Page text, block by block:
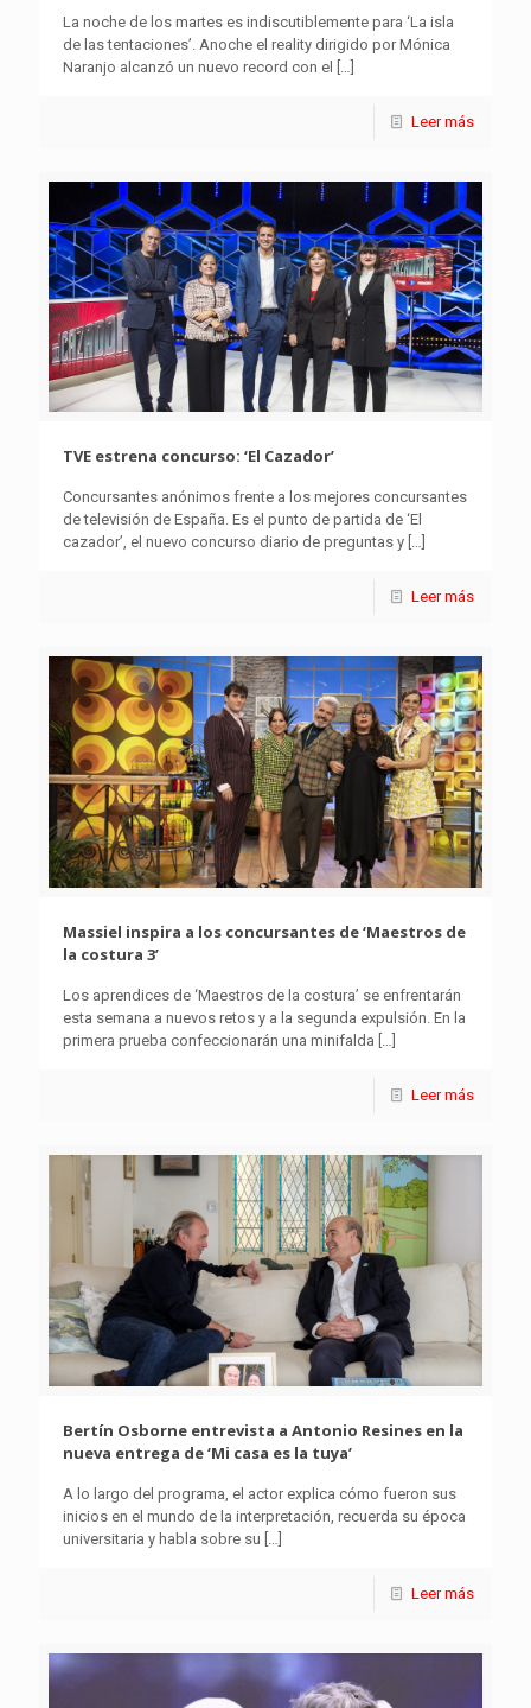
La noche de los martes es indiscutiblemente para ‘La isla
de las tentaciones’. Anoche el reality dirigido por Mónica
Naranjo alcanzó un nuevo record con el […]
Leer más
TVE estrena concurso: ‘El Cazador’
Concursantes anónimos frente a los mejores concursantes
de televisión de España. Es el punto de partida de ‘El
cazador’, el nuevo concurso diario de preguntas y […]
Leer más
Massiel inspira a los concursantes de ‘Maestros de
la costura 3’
Los aprendices de ‘Maestros de la costura’ se enfrentarán
esta semana a nuevos retos y a la segunda expulsión. En la
primera prueba confeccionarán una minifalda […]
Leer más
Bertín Osborne entrevista a Antonio Resines en la
nueva entrega de ‘Mi casa es la tuya’
A lo largo del programa, el actor explica cómo fueron sus
inicios en el mundo de la interpretación, recuerda su época
universitaria y habla sobre su […]
Leer más